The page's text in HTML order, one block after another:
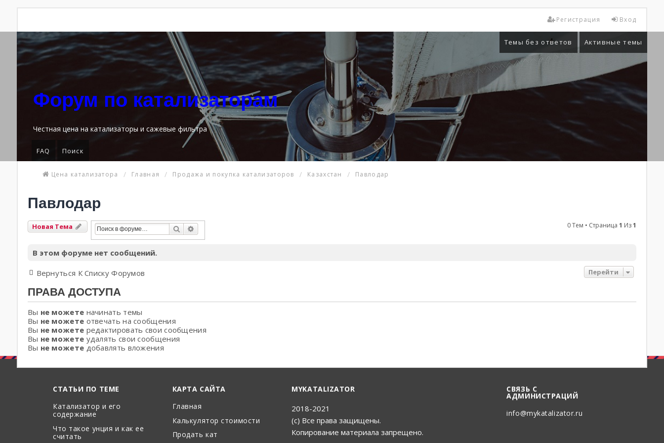
Вход
Регистрация
Темы без ответов Активные темы
Форум по катализаторам
Честная цена на катализаторы и сажевые фильтра
FAQ Поиск
Цена катализатора Главная Продажа и покупка катализаторов Казахстан Павлодар
Павлодар
Новая Тема Поиск 0 Тем • Страница1 Из1
В этом форуме нет сообщений.
Вернуться К Списку Форумов Перейти
ПРАВА ДОСТУПА
Вы не можете начинать темы
Вы не можете отвечать на сообщения
Вы не можете редактировать свои сообщения
Вы не можете удалять свои сообщения
Вы не можете добавлять вложения
СТАТЬИ ПО ТЕМЕ
Катализатор и его
содержание
Что такое унция и как ее
считать
КАРТА САЙТА
Главная
Калькулятор стоимости
Продать кат
MYKATALIZATOR
2018-2021
(с) Все права защищены.
Копирование материала запрещено.
СВЯЗЬ С
АДМИНИСТРАЦИЙ
info@mykatalizator.ru